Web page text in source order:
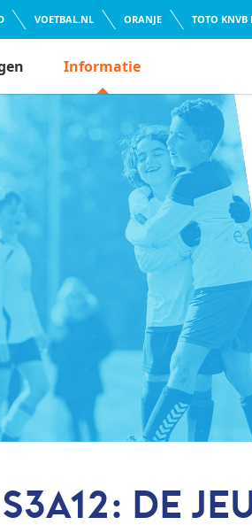
VOETBAL.NL ORANJE TOTO KNVB
Informatie
S3A12: DE